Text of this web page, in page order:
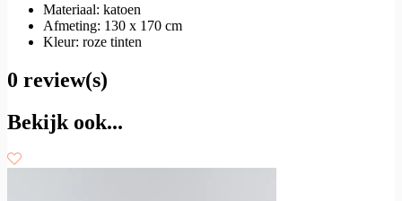
Materiaal: katoen
Afmeting: 130 x 170 cm
Kleur: roze tinten
0 review(s)
Bekijk ook...